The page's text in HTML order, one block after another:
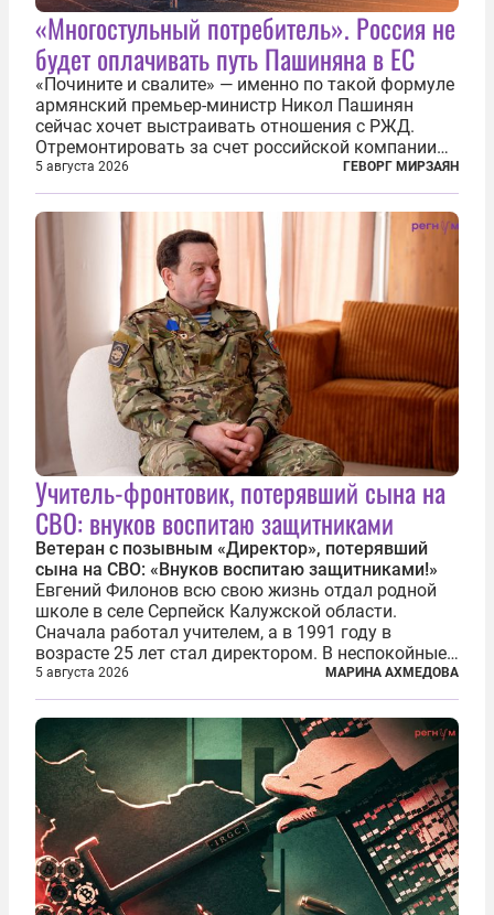
«Многостульный потребитель». Россия не
будет оплачивать путь Пашиняна в ЕС
«Почините и свалите» — именно по такой формуле
армянский премьер-министр Никол Пашинян
сейчас хочет выстраивать отношения с РЖД.
Отремонтировать за счет российской компании
железнодорожную инфраструктуру в районе
прохождения TRIPP (коридора, который должен
связать Азербайджан и Турцию через...
5 августа 2026 ГЕВОРГ МИРЗАЯН
Учитель-фронтовик, потерявший сына на
СВО: внуков воспитаю защитниками
Ветеран с позывным «Директор», потерявший
сына на СВО: «Внуков воспитаю защитниками!»
Евгений Филонов всю свою жизнь отдал родной
школе в селе Серпейск Калужской области.
Сначала работал учителем, а в 1991 году в
возрасте 25 лет стал директором. В неспокойные
90-е он сумел спасти школу от закрытия и со
временем сделал ее лучшей в районе. В 2023 году
в возрасте 57 лет вслед за сыном...
5 августа 2026 МАРИНА АХМЕДОВА